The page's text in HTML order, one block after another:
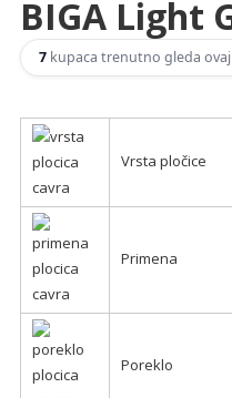
BIGA Light
7kupaca trenutno gleda
Vrsta pločice
Primena
Poreklo